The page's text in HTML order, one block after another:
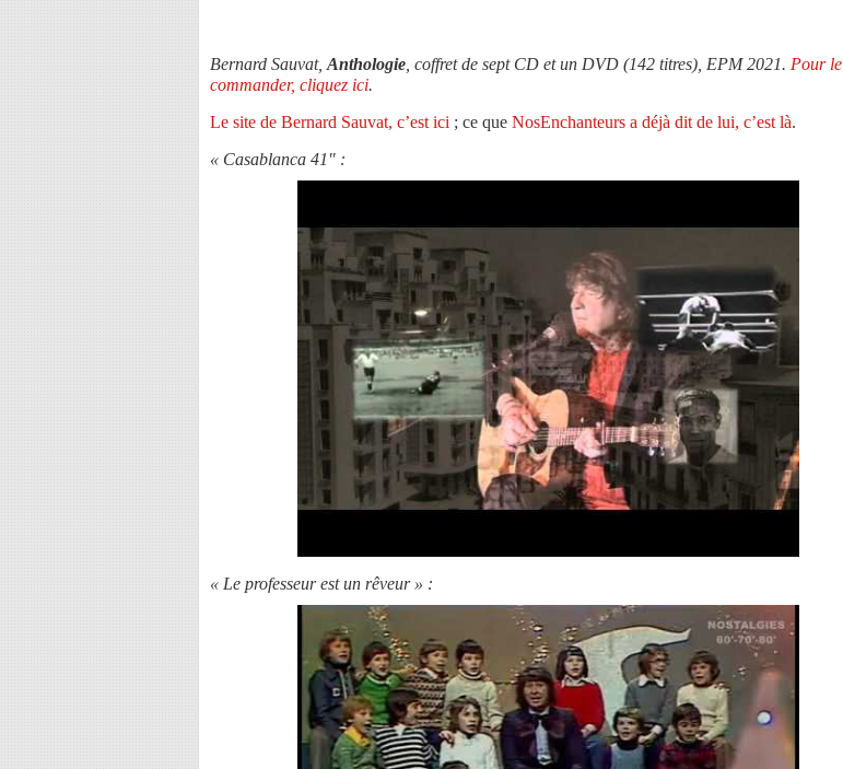
Bernard Sauvat, Anthologie , coffret de sept CD et un DVD (142 titres), EPM 2021. Pour le
commander, cliquez ici.
Le site de Bernard Sauvat, c’est ici ; ce que NosEnchanteurs a déjà dit de lui, c’est là.
« Casablanca 41″ :
« Le professeur est un rêveur » :